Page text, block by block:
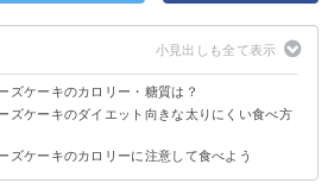
ズケーキのカロリー・糖質は？
ーズケーキ（ホール/1切れ）のカロリー・糖質
ーズケーキ（1切れ）のカロリーを他の店舗と比較
ーズケーキ（1切れ）のカロリー消費に必要な運動量
ズケーキのダイエット向きな太りにくい食べ方
食べる
のみに抑える
ズケーキのカロリーに注意して食べよう